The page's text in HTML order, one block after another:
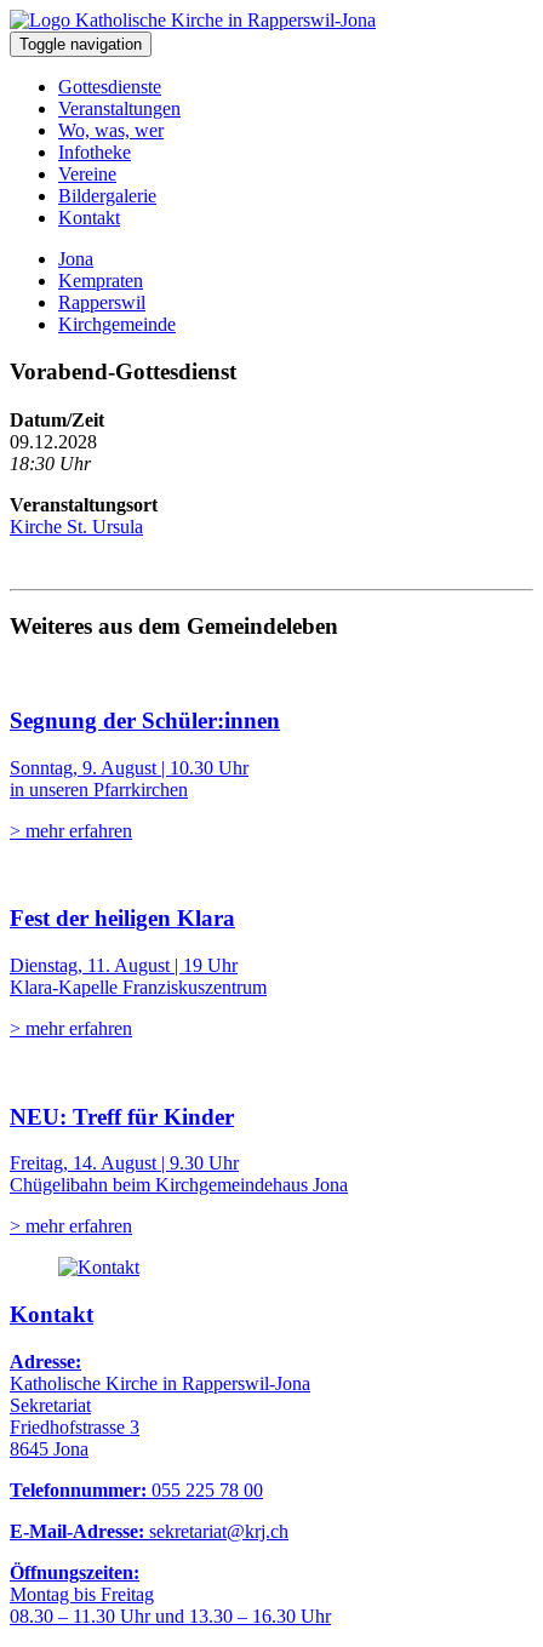
Toggle navigation
Gottesdienste
Veranstaltungen
Wo, was, wer
Infotheke
Vereine
Bildergalerie
Kontakt
Jona
Kempraten
Rapperswil
Kirchgemeinde
Vorabend-Gottesdienst
Datum/Zeit
09.12.2028
18:30 Uhr
Veranstaltungsort
Kirche St. Ursula
Weiteres aus dem Gemeindeleben
Segnung der Schüler:innen
Sonntag, 9. August | 10.30 Uhr
in unseren Pfarrkirchen
> mehr erfahren
Fest der heiligen Klara
Dienstag, 11. August | 19 Uhr
Klara-Kapelle Franziskuszentrum
> mehr erfahren
NEU: Treff für Kinder
Freitag, 14. August | 9.30 Uhr
Chügelibahn beim Kirchgemeindehaus Jona
> mehr erfahren
Kontakt
Adresse:
Katholische Kirche in Rapperswil-Jona
Sekretariat
Friedhofstrasse 3
8645 Jona
Telefonnummer: 055 225 78 00
E-Mail-Adresse: sekretariat@krj.ch
Öffnungszeiten:
Montag bis Freitag
08.30 – 11.30 Uhr und 13.30 – 16.30 Uhr